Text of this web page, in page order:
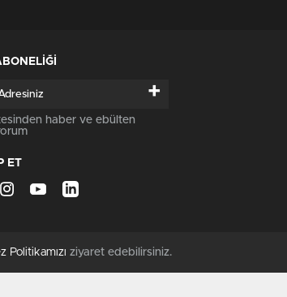
+
haber ve ebülten
ET
Politikamızı ziyaret edebilirsiniz.